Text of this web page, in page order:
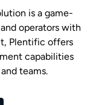
is a game-
operators with
Plentific offers
capabilities
teams.